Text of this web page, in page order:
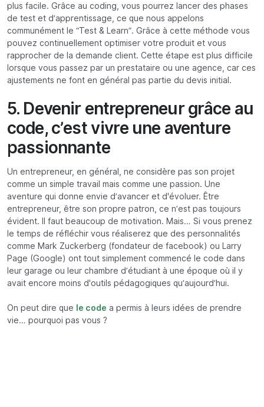
plus facile. Grâce au coding, vous pourrez lancer des phases
de test et d’apprentissage, ce que nous appelons
communément le “Test & Learn”. Grâce à cette méthode vous
pouvez continuellement optimiser votre produit et vous
rapprocher de la demande client. Cette étape est plus difficile
lorsque vous passez par un prestataire ou une agence, car ces
ajustements ne font en général pas partie du devis initial.
5. Devenir entrepreneur grâce au
code, c’est vivre une aventure
passionnante
Un entrepreneur, en général, ne considère pas son projet
comme un simple travail mais comme une passion. Une
aventure qui donne envie d’avancer et d'évoluer. Être
entrepreneur, être son propre patron, ce n’est pas toujours
évident. Il faut beaucoup de motivation. Mais… Si vous prenez
le temps de réfléchir vous réaliserez que des personnalités
comme Mark Zuckerberg (fondateur de facebook) ou Larry
Page (Google) ont tout simplement commencé le code dans
leur garage ou leur chambre d’étudiant à une époque où il y
avait encore moins d'outils pédagogiques qu’aujourd’hui.
On peut dire que le code a permis à leurs idées de prendre
vie… pourquoi pas vous ?